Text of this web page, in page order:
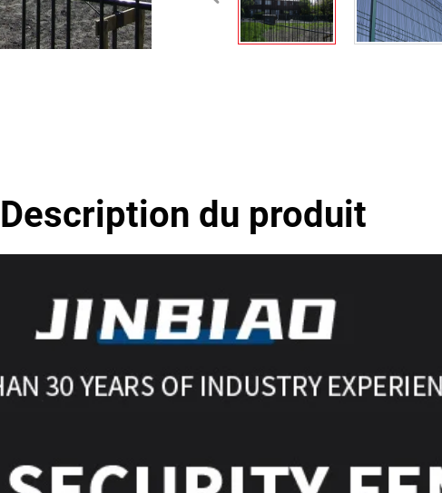
Description du produit